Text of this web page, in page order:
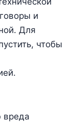
и
Для
чтобы
вреда